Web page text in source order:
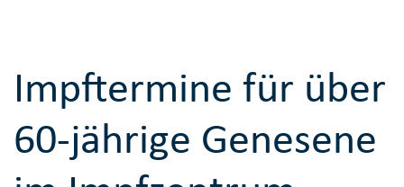
Impftermine für über
60-jährige Genesene